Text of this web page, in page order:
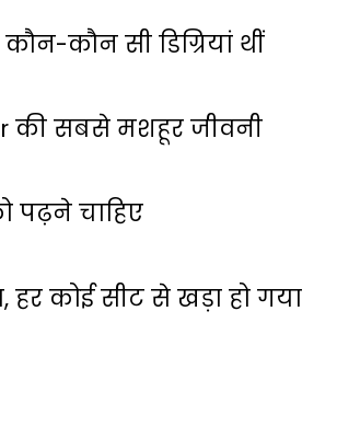
कौन सी डिग्रियां थीं
की सबसे मशहूर जीवनी
पढ़ने चाहिए
कोई सीट से खड़ा हो गया